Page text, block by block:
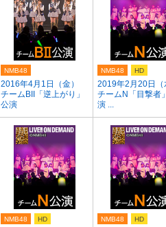
2016年4月1日（金）
チームBII「逆上がり」
公演
NMB48
2019年2月20日（
チームN「目撃者
演 ...
NMB48 HD
NMB48 HD NMB48 HD